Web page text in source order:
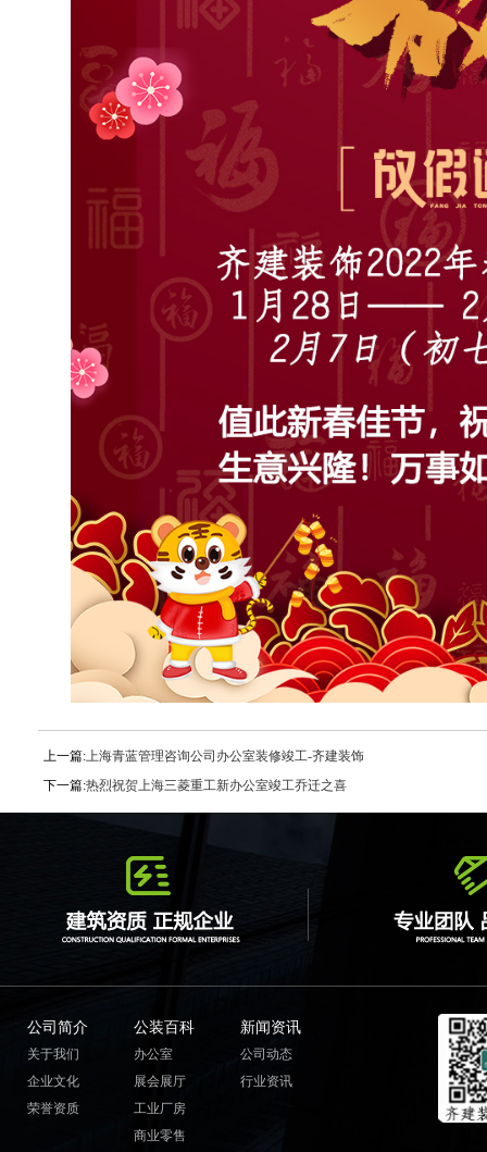
上一篇:上海青蓝管理咨询公司办公室装修竣工-齐建装饰
下一篇:热烈祝贺上海三菱重工新办公室竣工乔迁之喜
公司简介
关于我们
企业文化
荣誉资质
公装百科
办公室
展会展厅
工业厂房
商业零售
新闻资讯
公司动态
行业资讯